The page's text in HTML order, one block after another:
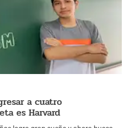
a cuatro
es Harvard